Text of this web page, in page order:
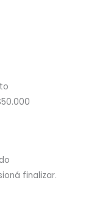
finalizar.